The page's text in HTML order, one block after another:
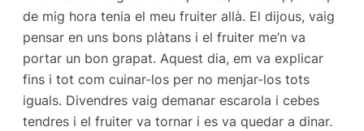
de mig hora tenia el meu fruiter allà. El dijous, vaig
pensar en uns bons plàtans i el fruiter me’n va
portar un bon grapat. Aquest dia, em va explicar
fins i tot com cuinar-los per no menjar-los tots
iguals. Divendres vaig demanar escarola i cebes
tendres i el fruiter va tornar i es va quedar a dinar.